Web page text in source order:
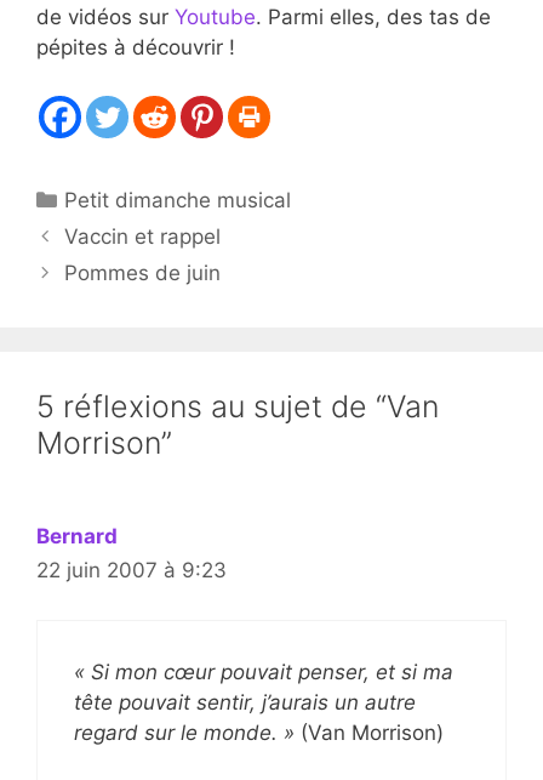
de vidéos sur Youtube. Parmi elles, des tas de
pépites à découvrir !
Catégories
Petit dimanche musical
Vaccin et rappel
Pommes de juin
5 réflexions au sujet de “Van
Morrison”
Bernard
22 juin 2007 à 9:23
« Si mon cœur pouvait penser, et si ma
tête pouvait sentir, j’aurais un autre
regard sur le monde. » (Van Morrison)